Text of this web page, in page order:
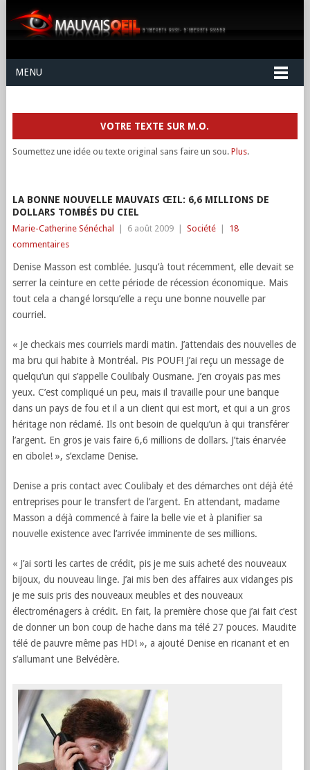
MENU
VOTRE TEXTE SUR M.O.
Soumettez une idée ou texte original sans faire un sou. Plus.
LA BONNE NOUVELLE MAUVAIS ŒIL: 6,6 MILLIONS DE
DOLLARS TOMBÉS DU CIEL
Marie-Catherine Sénéchal 6 août 2009 Société
18
commentaires
Denise Masson est comblée. Jusqu’à tout récemment, elle devait se
serrer la ceinture en cette période de récession économique. Mais
tout cela a changé lorsqu’elle a reçu une bonne nouvelle par
courriel.
« Je checkais mes courriels mardi matin. J’attendais des nouvelles de
ma bru qui habite à Montréal. Pis POUF! J’ai reçu un message de
quelqu’un qui s’appelle Coulibaly Ousmane. J’en croyais pas mes
yeux. C’est compliqué un peu, mais il travaille pour une banque
dans un pays de fou et il a un client qui est mort, et qui a un gros
héritage non réclamé. Ils ont besoin de quelqu’un à qui transférer
l’argent. En gros je vais faire 6,6 millions de dollars. J’tais énarvée
en cibole! », s’exclame Denise.
Denise a pris contact avec Coulibaly et des démarches ont déjà été
entreprises pour le transfert de l’argent. En attendant, madame
Masson a déjà commencé à faire la belle vie et à planifier sa
nouvelle existence avec l’arrivée imminente de ses millions.
« J’ai sorti les cartes de crédit, pis je me suis acheté des nouveaux
bijoux, du nouveau linge. J’ai mis ben des affaires aux vidanges pis
je me suis pris des nouveaux meubles et des nouveaux
électroménagers à crédit. En fait, la première chose que j’ai fait c’est
de donner un bon coup de hache dans ma télé 27 pouces. Maudite
télé de pauvre même pas HD! », a ajouté Denise en ricanant et en
s’allumant une Belvédère.